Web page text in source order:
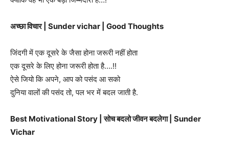
अच्छा विचार | Sunder vichar | Good Thoughts
जिंदगी में एक दूसरे के जैसा होना जरूरी नहीं होता
एक दूसरे के लिए होना जरूरी होता है….!!
ऐसे जियो कि अपने, आप को पसंद आ सको
दुनिया वालों की पसंद तो, पल भर में बदल जाती है.
Best Motivational Story | सोच बदलो जीवन बदलेगा | Sunder
Vichar